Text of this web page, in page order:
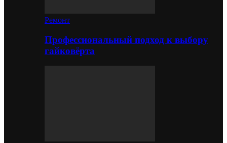
Ремонт
Профессиональный подход к выбору
гайковёрта